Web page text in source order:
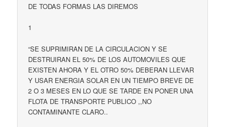
DE TODAS FORMAS LAS DIREMOS
1
“SE SUPRIMIRAN DE LA CIRCULACION Y SE
DESTRUIRAN EL 50% DE LOS AUTOMOVILES QUE
EXISTEN AHORA Y EL OTRO 50% DEBERAN LLEVAR
Y USAR ENERGIA SOLAR EN UN TIEMPO BREVE DE
2 O 3 MESES EN LO QUE SE TARDE EN PONER UNA
FLOTA DE TRANSPORTE PUBLICO ,,NO
CONTAMINANTE CLARO..